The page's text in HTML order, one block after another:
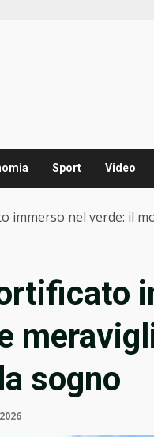
Sport Video
immerso nel verde: il
sogno